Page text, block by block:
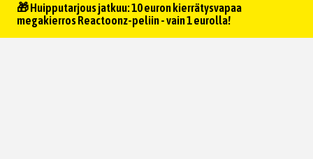
🎁 Huipputarjous jatkuu: 10 euron kierrätysvapaa
megakierros Reactoonz-peliin - vain 1 eurolla!